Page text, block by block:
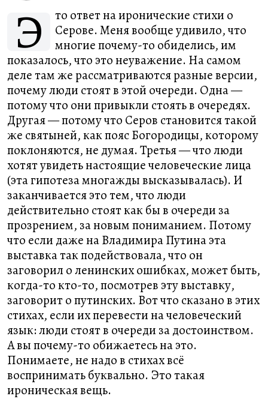
Э
то ответ на иронические стихи о
Серове. Меня вообще удивило, что
многие почему-то обиделись, им
показалось, что это неуважение. На самом
деле там же рассматриваются разные версии,
почему люди стоят в этой очереди. Одна —
потому что они привыкли стоять в очередях.
Другая — потому что Серов становится такой
же святыней, как пояс Богородицы, которому
поклоняются, не думая. Третья — что люди
хотят увидеть настоящие человеческие лица
(эта гипотеза многажды высказывалась). И
заканчивается это тем, что люди
действительно стоят как бы в очереди за
прозрением, за новым пониманием. Потому
что если даже на Владимира Путина эта
выставка так подействовала, что он
заговорил о ленинских ошибках, может быть,
когда-то кто-то, посмотрев эту выставку,
заговорит о путинских. Вот что сказано в этих
стихах, если их перевести на человеческий
язык: люди стоят в очереди за достоинством.
А вы почему-то обижаетесь на это.
Понимаете, не надо в стихах всё
воспринимать буквально. Это такая
ироническая вещь.